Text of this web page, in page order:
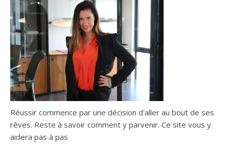
Réussir commence par une décision d'aller au bout de ses
rêves. Reste à savoir comment y parvenir. Ce site vous y
aidera pas à pas